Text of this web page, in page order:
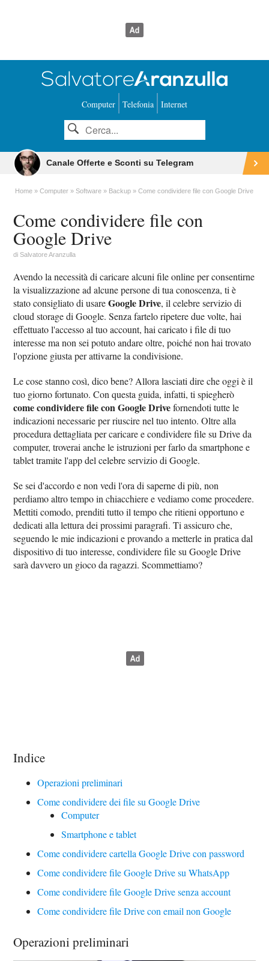
Computer Telefonia Internet
Canale Offerte e Sconti su Telegram
Home Computer Software Backup Come condividere file con Google Drive
Come condividere file con
Google Drive
diSalvatore Aranzulla
Avendo la necessità di caricare alcuni file online per consentirne
la visualizzazione ad alcune persone di tua conoscenza, ti è
stato consigliato di usareGoogle Drive, il celebre servizio di
cloud storage di Google. Senza fartelo ripetere due volte, hai
effettuato l'accesso al tuo account, hai caricato i file di tuo
interesse ma non sei potuto andare oltre, poiché non hai trovato
l'opzione giusta per attivarne la condivisione.
Le cose stanno così, dico bene? Allora lasciati dire che oggi è il
tuo giorno fortunato. Con questa guida, infatti, ti spiegherò
come condividere file con Google Drivefornendoti tutte le
indicazioni necessarie per riuscire nel tuo intento. Oltre alla
procedura dettagliata per caricare e condividere file su Drive da
computer, troverai anche le istruzioni per farlo da smartphone e
tablet tramite l'app del celebre servizio di Google.
Se sei d'accordo e non vedi l'ora di saperne di più, non
perdiamo altro tempo in chiacchiere e vediamo come procedere.
Mettiti comodo, prenditi tutto il tempo che ritieni opportuno e
dedicati alla lettura dei prossimi paragrafi. Ti assicuro che,
seguendo le mie indicazioni e provando a metterle in pratica dal
dispositivo di tuo interesse, condividere file su Google Drive
sarà davvero un gioco da ragazzi. Scommettiamo?
Indice
Operazioni preliminari
Come condividere dei file su Google Drive
Computer
Smartphone e tablet
Come condividere cartella Google Drive con password
Come condividere file Google Drive su WhatsApp
Come condividere file Google Drive senza account
Come condividere file Drive con email non Google
Operazioni preliminari